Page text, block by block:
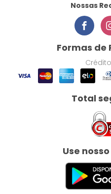
Nossas
Formas de
Crédito
Total
Use